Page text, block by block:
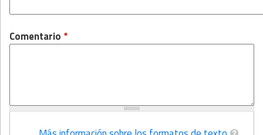
Comentario *